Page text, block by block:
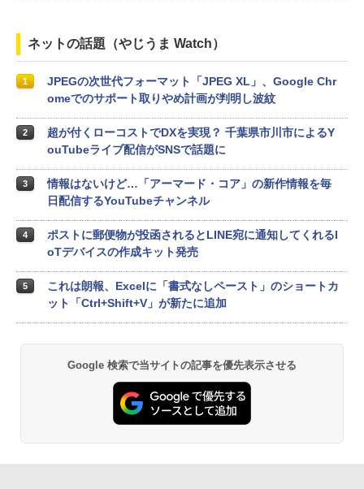
ネットの話題（やじうま Watch）
1
JPEGの次世代フォーマット「JPEG XL」、Google Chr
omeでのサポート取りやめ計画が判明し波紋
2
超が付くローコストでDXを実現？ 千葉県市川市によるY
ouTubeライブ配信がSNSで話題に
3
情報はないけど…「アーマード・コア」の新作情報を毎
日配信するYouTubeチャンネル
4
ポストに郵便物が投函されるとLINE宛に通知してくれるI
oTデバイスの作成キット発売
5
これは朗報、Excelに「書式なしペースト」のショートカ
ット「Ctrl+Shift+V」が新たに追加
Google 検索で当サイトの記事を優先表示させる